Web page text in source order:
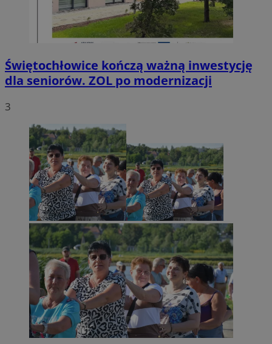
Świętochłowice kończą ważną inwestycję
dla seniorów. ZOL po modernizacji
3